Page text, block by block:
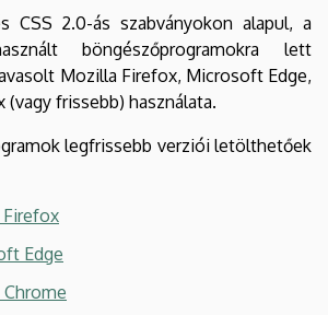
CSS 2.0-ás szabványokon alapul, a
böngészőprogramokra lett
Mozilla Firefox, Microsoft Edge,
(vagy frissebb) használata.
legfrissebb verziói letölthetőek
Edge